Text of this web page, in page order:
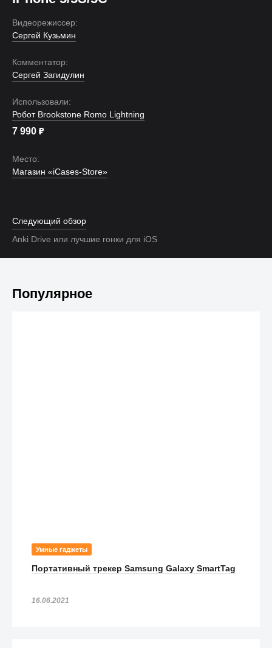
Видеорежиссер:
Сергей Кузьмин
Комментатор:
Сергей Загидулин
Использовали:
Робот Brookstone Romo Lightning
7 990 ₽
Место:
Магазин «iCases-Store»
Следующий обзор
Anki Drive или лучшие гонки для iOS
Популярное
Умные гаджеты
Портативный трекер Samsung Galaxy SmartTag
16.06.2021